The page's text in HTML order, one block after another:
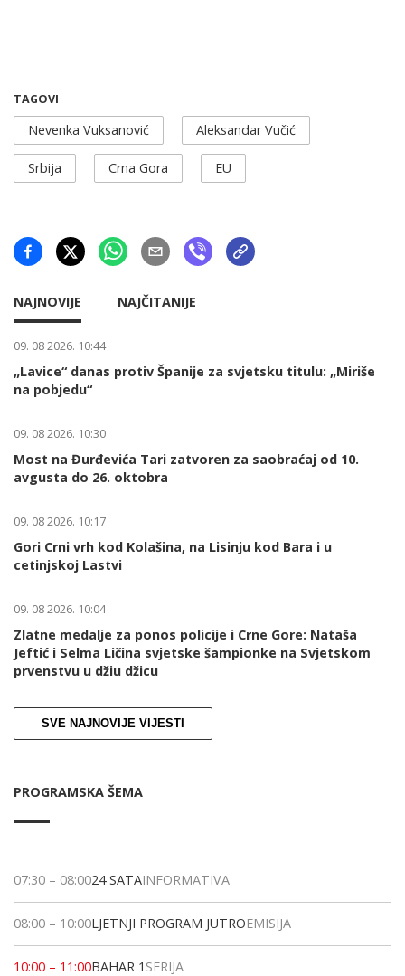
TAGOVI
Nevenka Vuksanović Aleksandar Vučić
Srbija Crna Gora EU
NAJNOVIJE NAJČITANIJE
09. 08 2026. 10:44
„Lavice“ danas protiv Španije za svjetsku titulu: „Miriše
na pobjedu“
09. 08 2026. 10:30
Most na Đurđevića Tari zatvoren za saobraćaj od 10.
avgusta do 26. oktobra
09. 08 2026. 10:17
Gori Crni vrh kod Kolašina, na Lisinju kod Bara i u
cetinjskoj Lastvi
09. 08 2026. 10:04
Zlatne medalje za ponos policije i Crne Gore: Nataša
Jeftić i Selma Ličina svjetske šampionke na Svjetskom
prvenstvu u džiu džicu
SVE NAJNOVIJE VIJESTI
PROGRAMSKA ŠEMA
07:30 – 08:0024 SATAINFORMATIVA
08:00 – 10:00LJETNJI PROGRAM JUTROEMISIJA
10:00 – 11:00BAHAR 1 SERIJA